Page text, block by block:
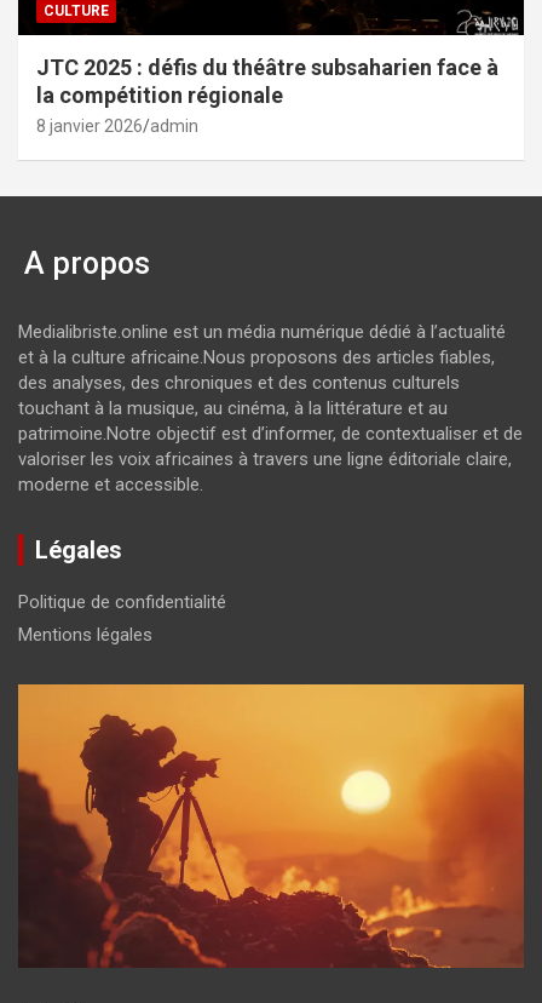
CULTURE
JTC 2025 : défis du théâtre subsaharien face à
la compétition régionale
8 janvier 2026 admin
A propos
Medialibriste.online est un média numérique dédié à l’actualité
et à la culture africaine.Nous proposons des articles fiables,
des analyses, des chroniques et des contenus culturels
touchant à la musique, au cinéma, à la littérature et au
patrimoine.Notre objectif est d’informer, de contextualiser et de
valoriser les voix africaines à travers une ligne éditoriale claire,
moderne et accessible.
Légales
Politique de confidentialité
Mentions légales